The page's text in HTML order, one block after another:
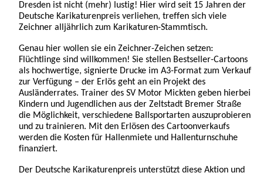
Dresden ist nicht (mehr) lustig! Hier wird seit 15 Jahren der
Deutsche Karikaturenpreis verliehen, treffen sich viele
Zeichner alljährlich zum Karikaturen-Stammtisch.
Genau hier wollen sie ein Zeichner-Zeichen setzen:
Flüchtlinge sind willkommen! Sie stellen Bestseller-Cartoons
als hochwertige, signierte Drucke im A3-Format zum Verkauf
zur Verfügung – der Erlös geht an ein Projekt des
Ausländerrates. Trainer des SV Motor Mickten geben hierbei
Kindern und Jugendlichen aus der Zeltstadt Bremer Straße
die Möglichkeit, verschiedene Ballsportarten auszuprobieren
und zu trainieren. Mit den Erlösen des Cartoonverkaufs
werden die Kosten für Hallenmiete und Hallenturnschuhe
finanziert.
Der Deutsche Karikaturenpreis unterstützt diese Aktion und